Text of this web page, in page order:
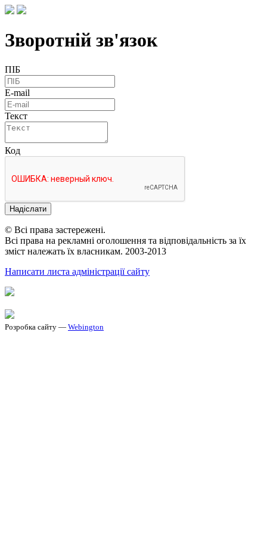
Зворотній зв'язок
ПІБ
E-mail
Текст
Код
Надіслати
© Всі права застережені.
Всі права на рекламні оголошення та відповідальність за їх
зміст належать їх власникам. 2003-2013
Написати листа адміністрації сайту
Розробка сайту — Webington